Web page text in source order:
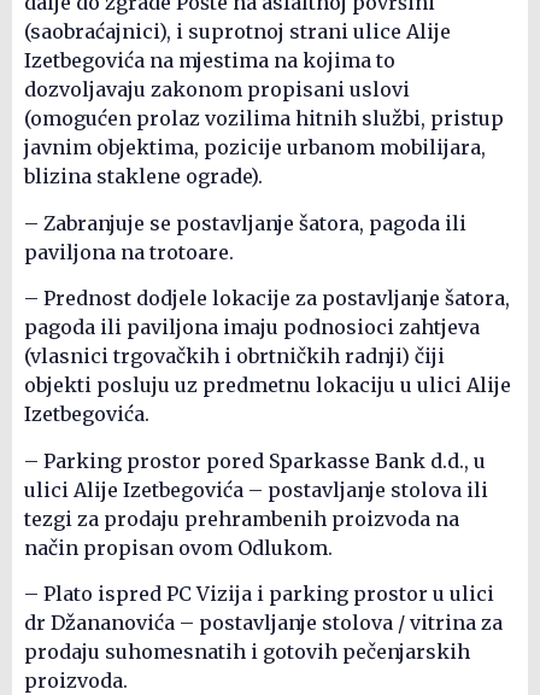
(saobraćajnici), i suprotnoj strani ulice Alije
Izetbegovića na mjestima na kojima to
dozvoljavaju zakonom propisani uslovi
(omogućen prolaz vozilima hitnih službi, pristup
javnim objektima, pozicije urbanom mobilijara,
blizina staklene ograde).
– Zabranjuje se postavljanje šatora, pagoda ili
paviljona na trotoare.
– Prednost dodjele lokacije za postavljanje šatora,
pagoda ili paviljona imaju podnosioci zahtjeva
(vlasnici trgovačkih i obrtničkih radnji) čiji
objekti posluju uz predmetnu lokaciju u ulici Alije
Izetbegovića.
– Parking prostor pored Sparkasse Bank d.d., u
ulici Alije Izetbegovića – postavljanje stolova ili
tezgi za prodaju prehrambenih proizvoda na
način propisan ovom Odlukom.
– Plato ispred PC Vizija i parking prostor u ulici
dr Džananovića – postavljanje stolova / vitrina za
prodaju suhomesnatih i gotovih pečenjarskih
proizvoda.